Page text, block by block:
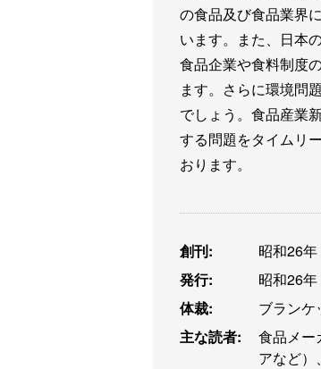
の食品及び食品業界
います。また、日本
食品企業や食料制度
ます。さらに環境問
でしょう。食品産業
する問題をタイムリ
おります。
創刊:
昭和26
発行:
昭和26
体裁:
ブランケ
主な読者:
食品メー
アなど）